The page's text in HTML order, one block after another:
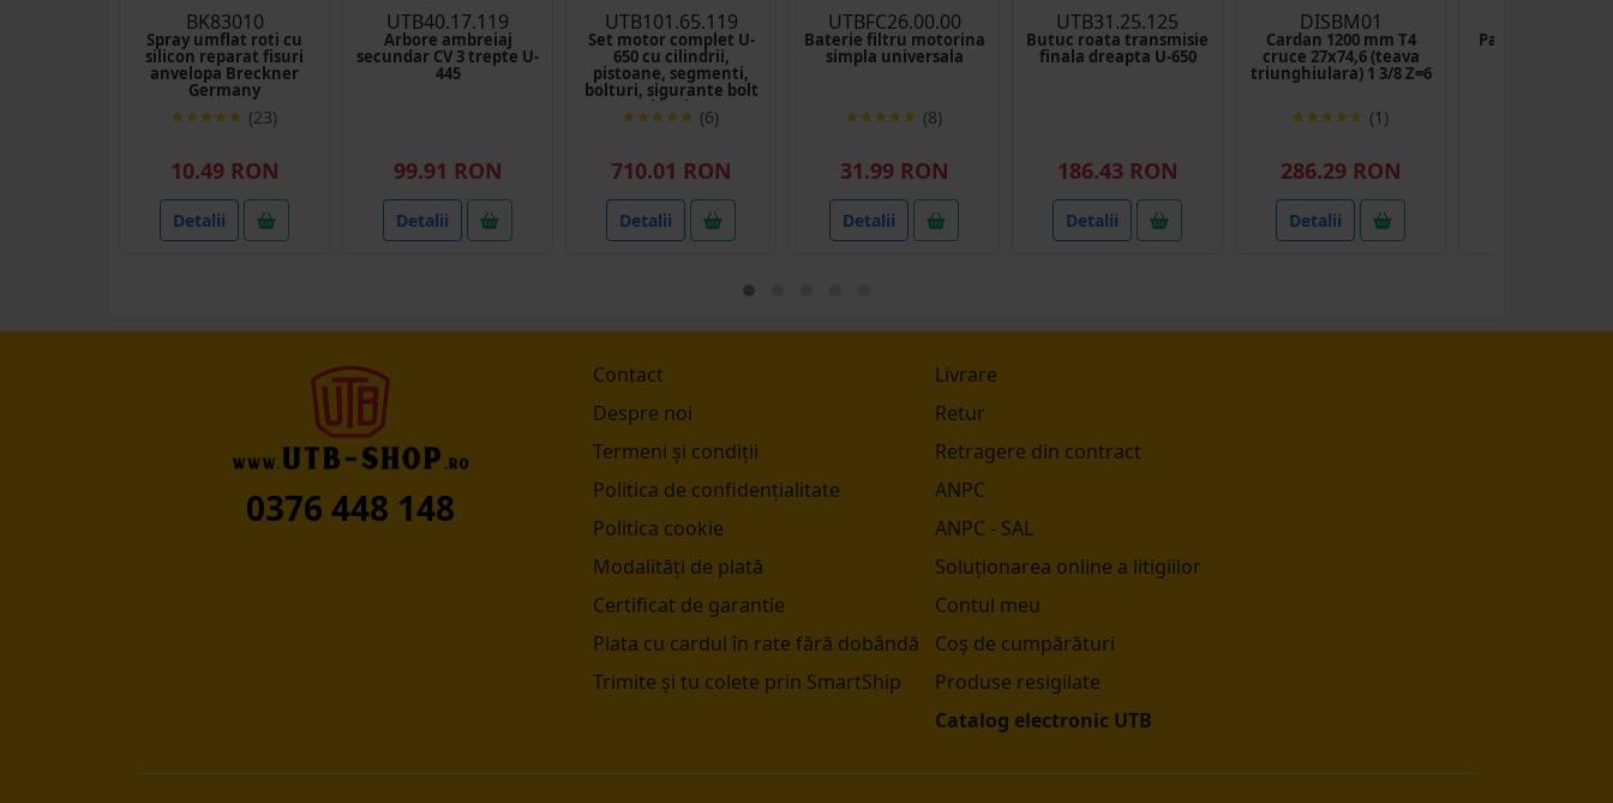
BK83010
Spray umflat roti cu
silicon reparat fisuri
anvelopa Breckner
Germany
(23)
10.49 RON
Detalii
UTB40.17.119
Arbore ambreiaj
secundar CV 3 trepte U-
445
99.91 RON
Detalii
UTB101.65.119
Set motor complet U-
650 cu cilindrii,
pistoane, segmenti,
bolturi, sigurante bolt
si inele (6)
710.01 RON
Detalii
UTBFC26.00.00
Baterie filtru motorina
simpla universala
(8)
31.99 RON
Detalii
UTB31.25.125
Butuc roata transmisie
finala dreapta U-650
186.43 RON
Detalii
DISBM01
Cardan 1200 mm T4
cruce 27x74,6 (teava
triunghiulara) 1 3/8 Z=6
(1)
286.29 RON
Detalii
Pana disc 6x9 ax
0376 448 148
Contact
Despre noi
Termeni și condiții
Politica de confidențialitate
Politica cookie
Modalități de plată
Certificat de garantie
Plata cu cardul în rate fără dobândă
Trimite și tu colete prin SmartShip
Livrare
Retur
Retragere din contract
ANPC
ANPC - SAL
Soluționarea online a litigiilor
Contul meu
Coș de cumpărături
Produse resigilate
Catalog electronic UTB